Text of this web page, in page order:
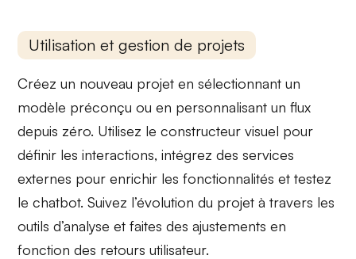
Utilisation et gestion de projets
Créez un nouveau projet en sélectionnant un
modèle préconçu ou en personnalisant un flux
depuis zéro. Utilisez leconstructeur visuel pour
définir les interactions, intégrez des services
externes pour enrichir les fonctionnalités et testez
le chatbot.Suivez l’évolution du projet à travers les
outils d’analyse et faites des ajustements en
fonction des retours utilisateur.